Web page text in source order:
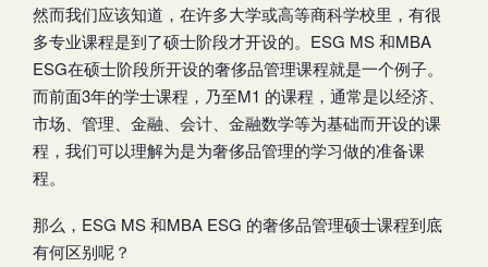
然而我们应该知道，在许多大学或高等商科学校里，有很
多专业课程是到了硕士阶段才开设的。ESG MS 和MBA
ESG在硕士阶段所开设的奢侈品管理课程就是一个例子。
而前面3年的学士课程，乃至M1 的课程，通常是以经济、
市场、管理、金融、会计、金融数学等为基础而开设的课
程，我们可以理解为是为奢侈品管理的学习做的准备课
程。
那么，ESG MS 和MBA ESG 的奢侈品管理硕士课程到底
有何区别呢？